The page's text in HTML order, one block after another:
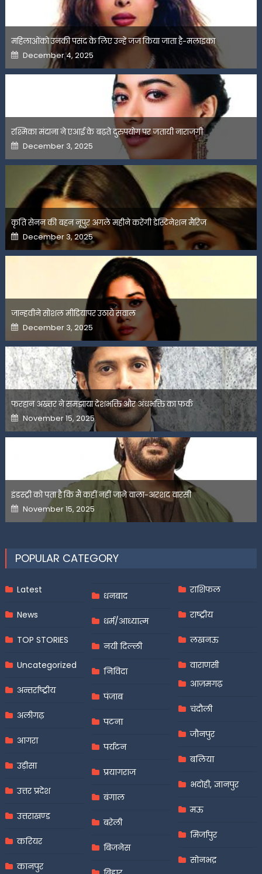
महिलाओंको उनकी पसंद के लिए उन्हें जज किया जाता है-मलाइका
Posted
on
December 4, 2025
रश्मिका मंदाना ने एआई के बढ़ते दुरुपयोग पर जतायी नाराजगी
Posted
on
December 3, 2025
कृति सेनन की बहन नूपुर अगले महीने करेंगी डेस्टिनेशन मैरिज
Posted
on
December 3, 2025
जान्हवीने सोशल मीडियापर उठाये सवाल
Posted
on
December 3, 2025
फरहान अख्तर ने समझाया देशभक्ति और अंधभक्ति का फर्क
Posted
on
November 15, 2025
इंडस्ट्री को पता है कि मैं कहीं नहीं जाने वाला-अरशद वारसी
Posted
on
November 15, 2025
POPULAR CATEGORY
Latest
News
TOP STORIES
Uncategorized
अन्तर्राष्ट्रीय
अलीगढ़
आगरा
उड़ीसा
उत्तर प्रदेश
उत्तराखण्ड
करियर
कानपुर
धनबाद
धर्म/आध्यात्म
नयी दिल्ली
निविदा
पंजाब
पटना
पर्यटन
प्रयागराज
बंगाल
बरेली
बिजनेस
राशिफल
राष्ट्रीय
लखनऊ
वाराणसी
आज़मगढ़
चंदौली
जौनपुर
बलिया
भदोही, ज्ञानपुर
मऊ
मिर्जापुर
सोनभद्र